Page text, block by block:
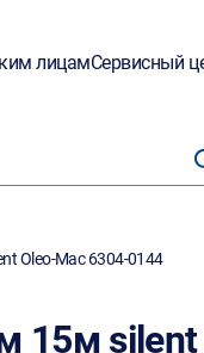
лицамСервисный
Oleo-Mac 6304-0144
15м silent